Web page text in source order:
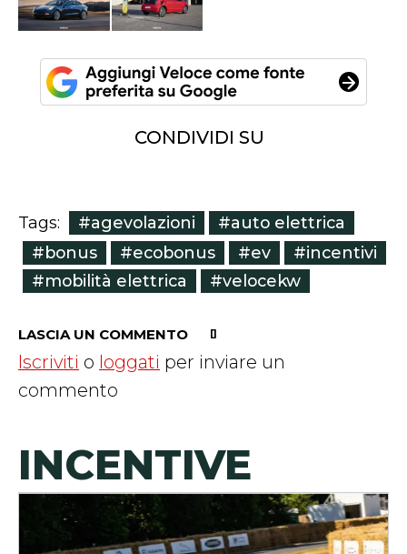
CONDIVIDI SU
Tags: #agevolazioni
#auto elettrica
#bonus
#ecobonus #ev
#incentivi
#mobilità elettrica
#velocekw
LASCIA UN COMMENTO
Iscriviti o loggati per inviare un
commento
INCENTIVE